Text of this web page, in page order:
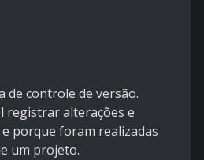
de controle de versão.
registrar alterações e
porque foram realizadas
um projeto.